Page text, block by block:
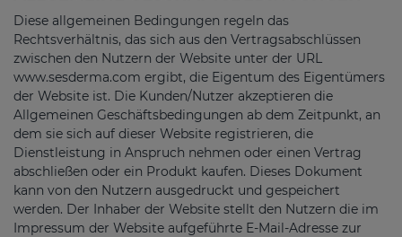
Diese allgemeinen Bedingungen regeln das
Rechtsverhältnis, das sich aus den Vertragsabschlüssen
zwischen den Nutzern der Website unter der URL
www.sesderma.com ergibt, die Eigentum des Eigentümers
der Website ist. Die Kunden/Nutzer akzeptieren die
Allgemeinen Geschäftsbedingungen ab dem Zeitpunkt, an
dem sie sich auf dieser Website registrieren, die
Dienstleistung in Anspruch nehmen oder einen Vertrag
abschließen oder ein Produkt kaufen. Dieses Dokument
kann von den Nutzern ausgedruckt und gespeichert
werden. Der Inhaber der Website stellt den Nutzern die im
Impressum der Website aufgeführte E-Mail-Adresse zur